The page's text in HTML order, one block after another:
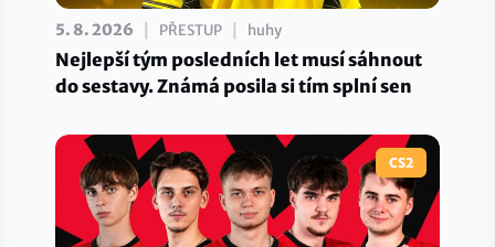
5. 8. 2026 PŘESTUP huhy
Nejlepší tým posledních let musí sáhnout
do sestavy. Známá posila si tím splní sen
CS2